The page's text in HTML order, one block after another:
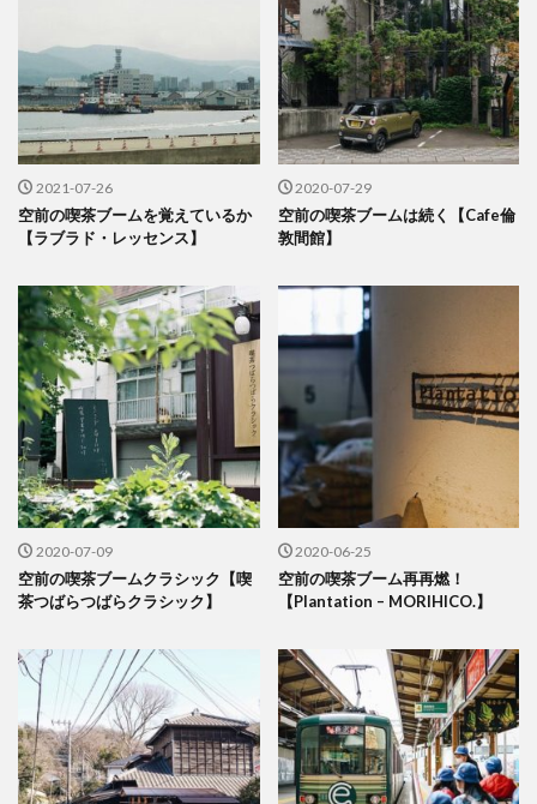
2021-07-26
空前の喫茶ブームを覚えているか
【ラブラド・レッセンス】
2020-07-29
空前の喫茶ブームは続く【Cafe倫
敦間館】
2020-07-09
空前の喫茶ブームクラシック【喫
茶つばらつばらクラシック】
2020-06-25
空前の喫茶ブーム再再燃！
【Plantation – MORIHICO.】